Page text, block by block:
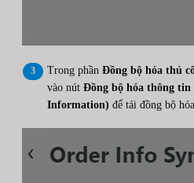
Trong phần Đồng bộ hóa thủ
vào nút Đồng bộ hóa thông tin
Information) để tái đồng bộ